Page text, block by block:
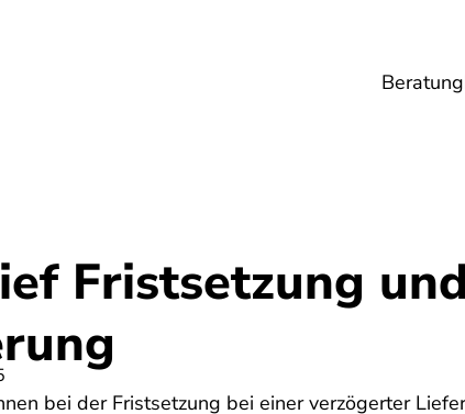
Beratung
Fristsetzung und
bei der Fristsetzung bei einer verzögerter